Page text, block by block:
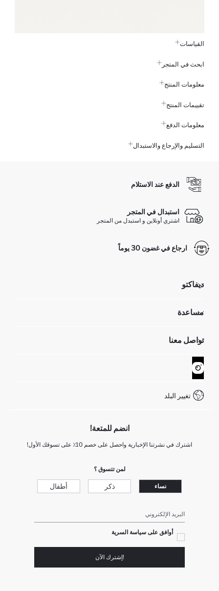
القياسات
ابحث في المتجر
معلومات المنتج
تقييمات المنتج
معلومات الدفع
التسليم والإرجاع والاستبدال
الدفع عند الاستلام
استبدال في المتجر
اشتري أونلاين و استبدل من المتجر
ارجاع في غضون 30 يوماً
ديفاكتو
تعرف علينا
GIFT CLUB
مساعدة
عمليات الارجاع و الاستبدال السهلة
تتبع الشحنة
كيف يمكنك التسوق في ديفاكتو ؟
تواصل معنا
نموذج الاتصال
خدمة العملاء
تغيير البلد
انضم للمتعة!
اشترك في نشرتنا الإخبارية واحصل على خصم 10٪ على تسوقك الأول!
لمن تتسوق ؟
نساء ذكر أطفال
البريد الإلكتروني
أوافق على سياسة السرية
!إشترك الآن